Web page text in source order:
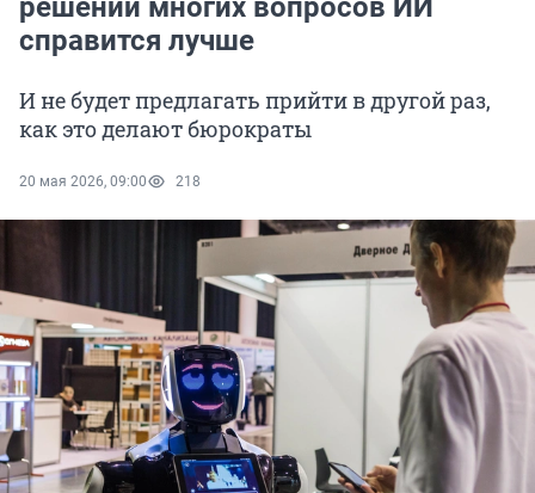
решении многих вопросов ИИ
справится лучше
И не будет предлагать прийти в другой раз,
как это делают бюрократы
20 мая 2026, 09:00 218